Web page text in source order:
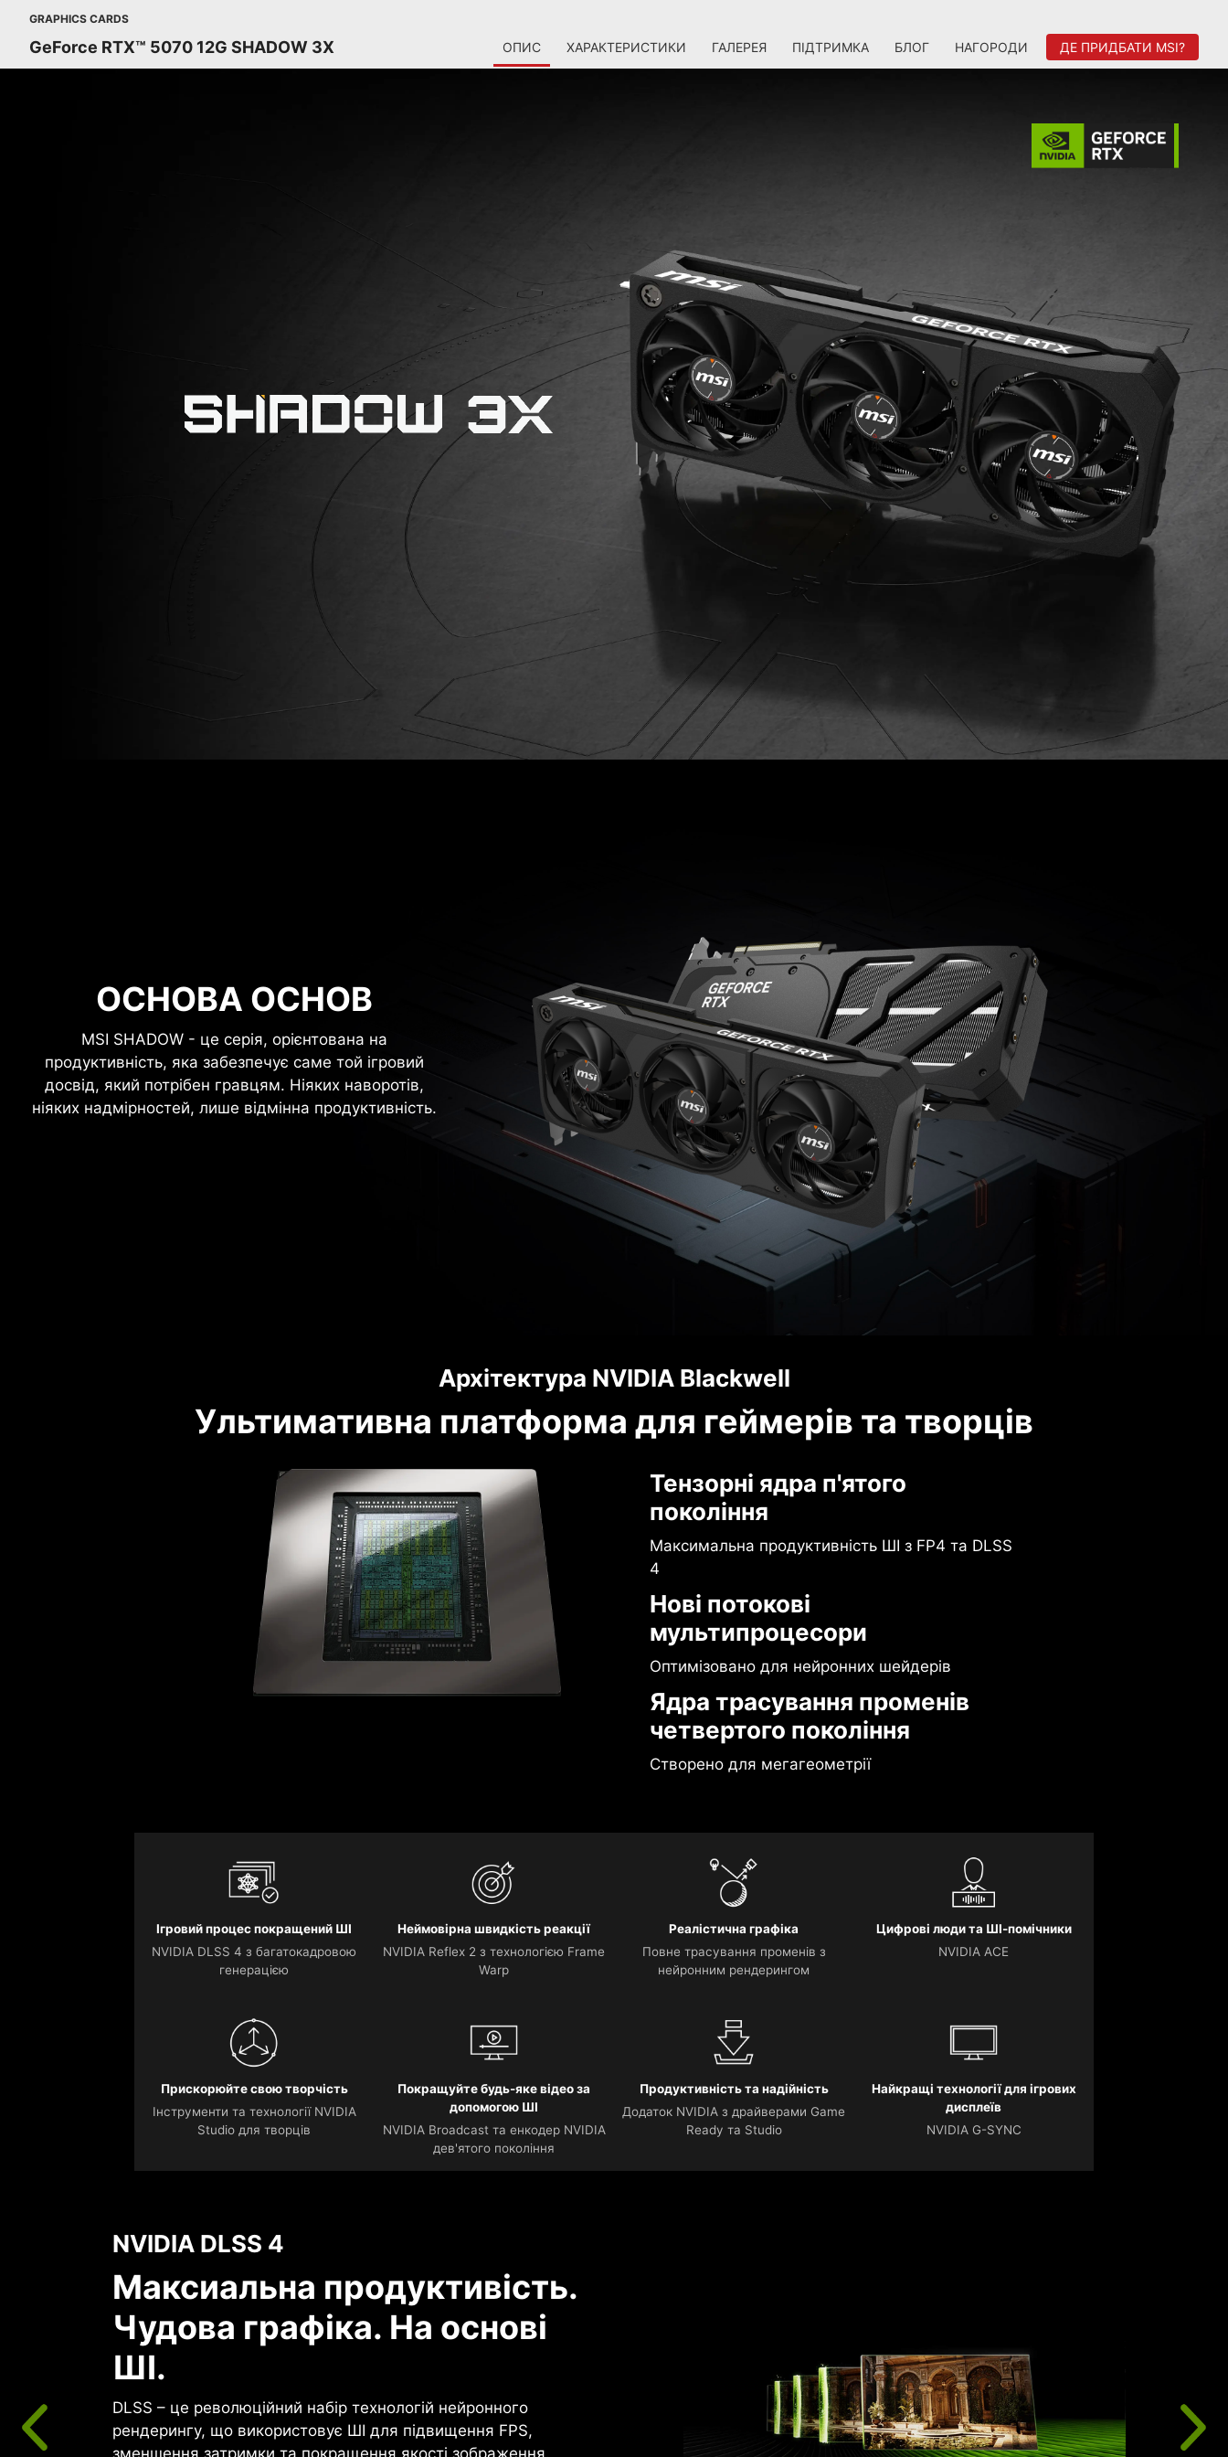
GRAPHICS CARDS
GeForce RTX™ 5070 12G SHADOW 3X ОПИС ХАРАКТЕРИСТИКИ ГАЛЕРЕЯ ПІДТРИМКА БЛОГ НАГОРОДИ ДЕ ПРИДБАТИ MSI?
ОСНОВА ОСНОВ
MSI SHADOW - це серія, орієнтована на
продуктивність, яка забезпечує саме той ігровий
досвід, який потрібен гравцям. Ніяких наворотів,
ніяких надмірностей, лише відмінна продуктивність.
Архітектура NVIDIA Blackwell
Ультимативна платформа для геймерів та творців
Тензорні ядра п'ятого
покоління
Максимальна продуктивність ШІ з FP4 та DLSS
4
Нові потокові
мультипроцесори
Оптимізовано для нейронних шейдерів
Ядра трасування променів
четвертого покоління
Створено для мегагеометрії
Ігровий процес покращений ШІ
NVIDIA DLSS 4 з багатокадровою
генерацією
Неймовірна швидкість реакції
NVIDIA Reflex 2 з технологією Frame
Warp
Реалістична графіка
Повне трасування променів з
нейронним рендерингом
Цифрові люди та ШІ-помічники
NVIDIA ACE
Прискорюйте свою творчість
Інструменти та технології NVIDIA
Studio для творців
Покращуйте будь-яке відео за
допомогою ШІ
NVIDIA Broadcast та енкодер NVIDIA
дев'ятого покоління
Продуктивність та надійність
Додаток NVIDIA з драйверами Game
Ready та Studio
Найкращі технології для ігрових
дисплеїв
NVIDIA G-SYNC
NVIDIA DLSS 4
Максиальна продуктивість.
Чудова графіка. На основі
ШІ.
DLSS – це революційний набір технологій нейронного
рендерингу, що використовує ШІ для підвищення FPS,